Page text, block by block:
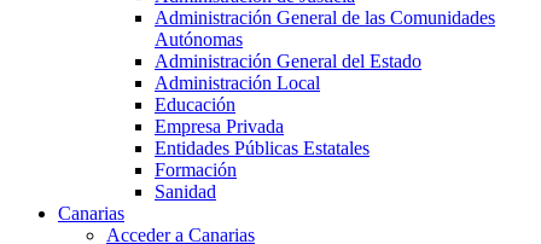
Administración General de las Comunidades
Autónomas
Administración General del Estado
Administración Local
Educación
Empresa Privada
Entidades Públicas Estatales
Formación
Sanidad
Canarias
Acceder a Canarias